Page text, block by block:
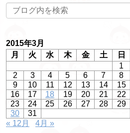
2015年3月
月
火 水 木 金 土
日
1
2
3 4 5 6 7
8
9
10 11 12 13 14
15
16
17 18 19 20 21
22
23
24 25 26 27 28
29
30
31
« 12月
4月 »